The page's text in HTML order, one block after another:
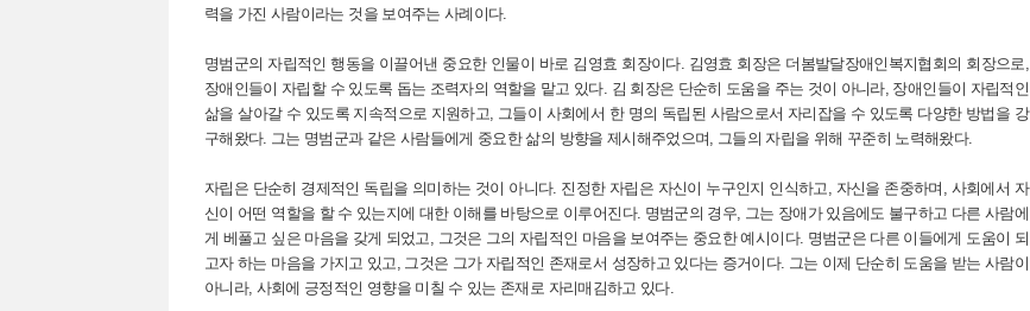
력을 가진 사람이라는 것을 보여주는 사례이다.
명범군의 자립적인 행동을 이끌어낸 중요한 인물이 바로 김영효 회장이다. 김영효 회장은 더봄발달장애인복지협회의 회장으로,
장애인들이 자립할 수 있도록 돕는 조력자의 역할을 맡고 있다. 김 회장은 단순히 도움을 주는 것이 아니라, 장애인들이 자립적인
삶을 살아갈 수 있도록 지속적으로 지원하고, 그들이 사회에서 한 명의 독립된 사람으로서 자리잡을 수 있도록 다양한 방법을 강
구해왔다. 그는 명범군과 같은 사람들에게 중요한 삶의 방향을 제시해주었으며, 그들의 자립을 위해 꾸준히 노력해왔다.
자립은 단순히 경제적인 독립을 의미하는 것이 아니다. 진정한 자립은 자신이 누구인지 인식하고, 자신을 존중하며, 사회에서 자
신이 어떤 역할을 할 수 있는지에 대한 이해를 바탕으로 이루어진다. 명범군의 경우, 그는 장애가 있음에도 불구하고 다른 사람에
게 베풀고 싶은 마음을 갖게 되었고, 그것은 그의 자립적인 마음을 보여주는 중요한 예시이다. 명범군은 다른 이들에게 도움이 되
고자 하는 마음을 가지고 있고, 그것은 그가 자립적인 존재로서 성장하고 있다는 증거이다. 그는 이제 단순히 도움을 받는 사람이
아니라, 사회에 긍정적인 영향을 미칠 수 있는 존재로 자리매김하고 있다.